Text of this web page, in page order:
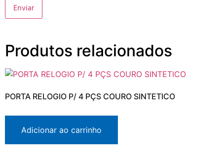
Produtos relacionados
PORTA RELOGIO P/ 4 PÇS COURO SINTETICO
Adicionar ao carrinho